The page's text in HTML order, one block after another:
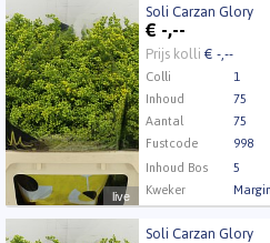
live
Soli Carzan Glory
€ -,--
Prijs kolli € -,--
Colli 1
Inhoud
75
Aantal
75
Fustcode
998
Inhoud Bos
5
Kweker
Soli Carzan Glory
Eerst Inloggen a.u.b.Klik
Soli Carzan Glory